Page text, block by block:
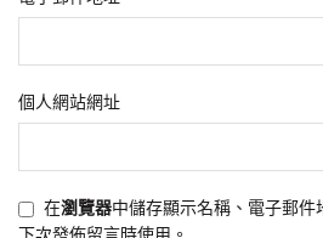
個人網站網址
在瀏覽器中儲存顯示名稱、電子郵